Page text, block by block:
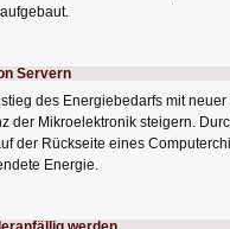
Servern
des Energiebedarfs mit
der Mikroelektronik steigern.
der Rückseite eines
Energie.